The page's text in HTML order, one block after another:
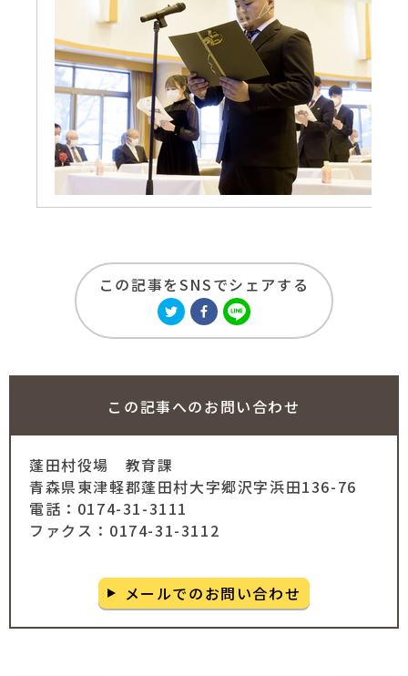
この記事をSNSでシェアする
この記事へのお問い合わせ
蓬田村役場 教育課
青森県東津軽郡蓬田村大字郷沢字浜田136-76
電話：0174-31-3111
ファクス：0174-31-3112
メールでのお問い合わせ